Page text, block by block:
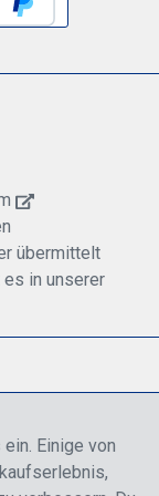
Kabel)
im Cockpit
Stecker -
übermittelt
in unserer
Einige von